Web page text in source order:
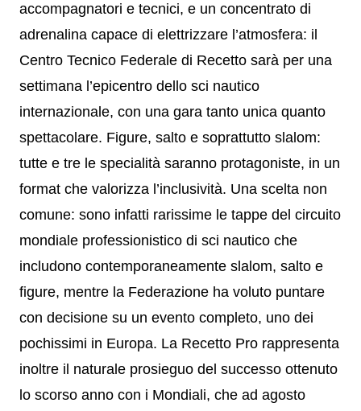
accompagnatori e tecnici, e un concentrato di
adrenalina capace di elettrizzare l’atmosfera: il
Centro Tecnico Federale di Recetto sarà per una
settimana l’epicentro dello sci nautico
internazionale, con una gara tanto unica quanto
spettacolare. Figure, salto e soprattutto slalom:
tutte e tre le specialità saranno protagoniste, in un
format che valorizza l’inclusività. Una scelta non
comune: sono infatti rarissime le tappe del circuito
mondiale professionistico di sci nautico che
includono contemporaneamente slalom, salto e
figure, mentre la Federazione ha voluto puntare
con decisione su un evento completo, uno dei
pochissimi in Europa. La Recetto Pro rappresenta
inoltre il naturale prosieguo del successo ottenuto
lo scorso anno con i Mondiali, che ad agosto